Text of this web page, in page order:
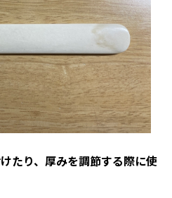
たり、厚みを調節する際に使